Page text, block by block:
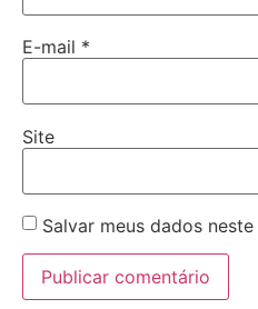
E-mail *
Site
Salvar meus dados